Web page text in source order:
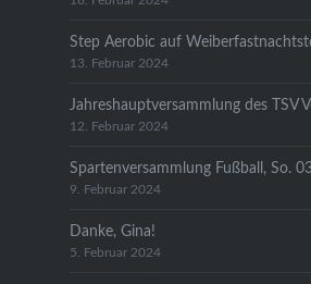
Step Aerobic auf
13. Februar 2024
Jahreshauptversammlung des TSV
12. Februar 2024
Spartenversammlung Fußball, So.
9. Februar 2024
Danke, Gina!
5. Februar 2024